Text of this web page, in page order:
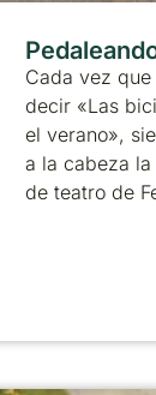
Cada vez
decir «Las
el verano»,
a la cabeza
de teatro de